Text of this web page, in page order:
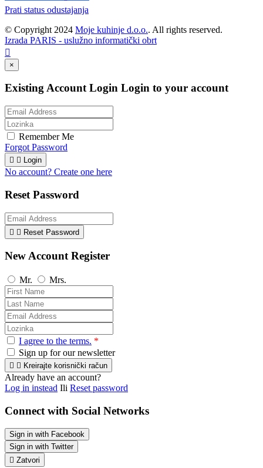
Prati status odustajanja
© Copyright 2024 Moje kuhinje d.o.o.. All rights reserved.
Izrada PARIS - uslužno informatički obrt

×
Existing Account Login Login to your account
Remember Me
Forgot Password
  Login
No account? Create one here
Reset Password
  Reset Password
New Account Register
Mr. Mrs.
I agree to the terms. *
Sign up for our newsletter
  Kreirajte korisnički račun
Already have an account?
Log in instead Ili Reset password
Connect with Social Networks
Sign in with Facebook
Sign in with Twitter
 Zatvori